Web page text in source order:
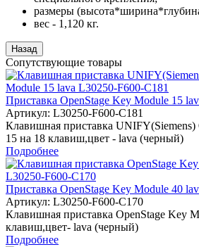
размеры
вес - 1,120 кг.
Сопутствующие товары
Приставка OpenStage Key Module 15
Артикул: L30250-F600-C181
Клавишная приставка UNIFY(Siemens)
15 на 18 клавиш,цвет - lava (черный)
Подробнее
Приставка OpenStage Key Module 40
Артикул: L30250-F600-C170
Клавишная приставка OpenStage Key
клавиш,цвет- lava (черный)
Подробнее